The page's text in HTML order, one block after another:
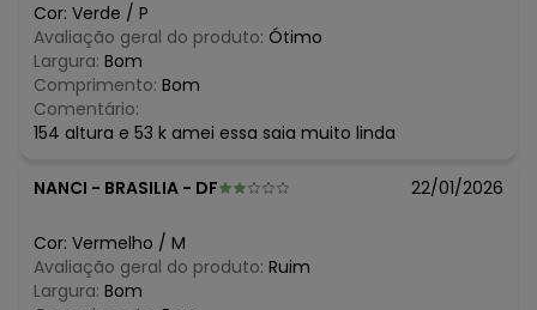
Cor: Verde / P
Avaliação geral do produto: Ótimo
Largura: Bom
Comprimento: Bom
Comentário:
154 altura e 53 k amei essa saia muito linda
NANCI - BRASILIA - DF 22/01/2026
Cor: Vermelho / M
Avaliação geral do produto: Ruim
Largura: Bom